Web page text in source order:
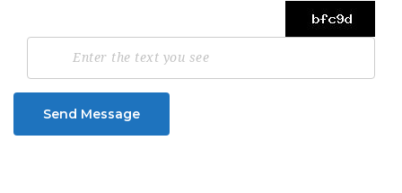
Send Message